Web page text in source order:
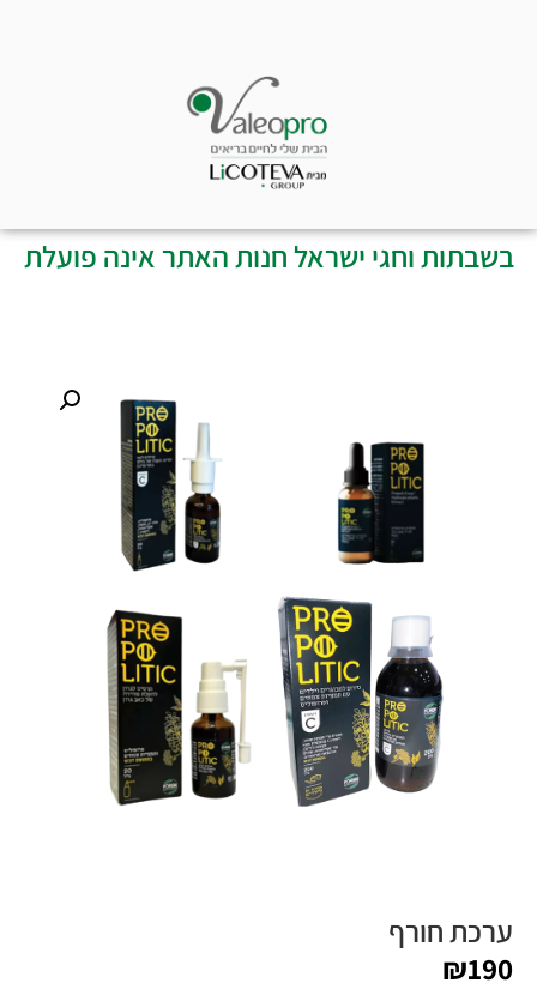
בשבתות וחגי ישראל חנות האתר אינה פועלת
ערכת חורף
₪190